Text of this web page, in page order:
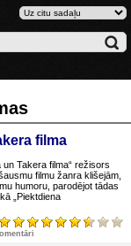
filma
Takera filma“ režisors
filmu žanra klišejām,
humoru, parodējot tādas
„Piektdiena